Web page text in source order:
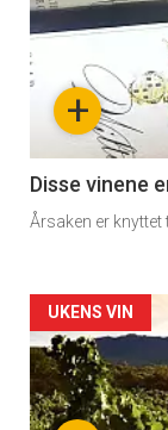
detail
-
section
11
Dagens
rett
2
+
Disse vinene
Årsaken er knyttet
Artikler
detail
-
UKENS VIN